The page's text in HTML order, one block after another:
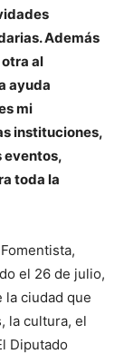
Además
al
ayuda
mi
instituciones,
eventos,
toda la
el 26 de julio,
la ciudad que
la cultura, el
Diputado